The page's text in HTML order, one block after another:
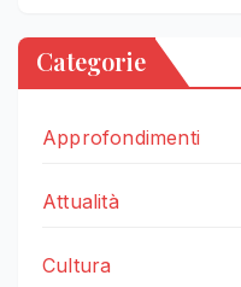
Categorie
Approfondimenti
Attualità
Cultura